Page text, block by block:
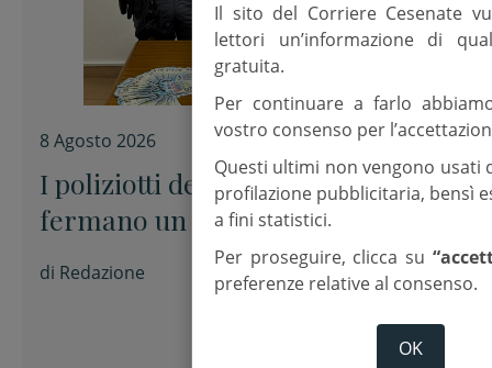
8 Agosto 2026
I poliziotti del Presidio estivo
fermano un presunto spacciatore
di Redazione
Il sito del Corriere Cesenate
lettori un’informazione di
gratuita.
Per continuare a farlo
vostro consenso per
Questi ultimi non vengono usati
profilazione pubblicitaria, bensì
a fini statistici.
Per proseguire, clicca su
preferenze relative al consenso.
OK